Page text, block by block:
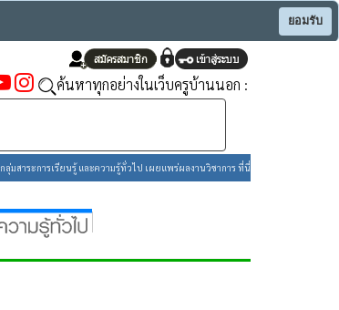
ยอมรับ
ค้นหาทุกอย่างในเว็บครูบ้านนอก :
มสาระการเรียนรู้ และความรู้ทั่วไป เผยแพร่ผลงานวิชาการ ที่นี่